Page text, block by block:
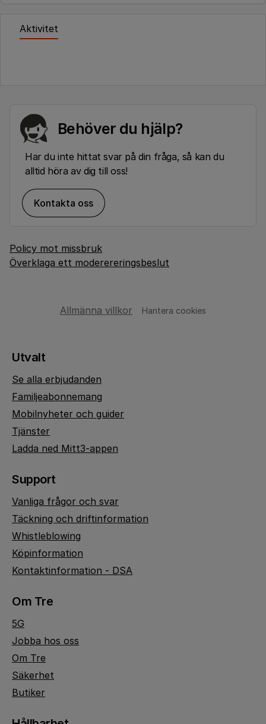
Aktivitet
Behöver du hjälp?
Har du inte hittat svar på din fråga, så kan du
alltid höra av dig till oss!
Kontakta oss
Policy mot missbruk
Överklaga ett moderereringsbeslut
Allmänna villkor Hantera cookies
Utvalt
Se alla erbjudanden
Familjeabonnemang
Mobilnyheter och guider
Tjänster
Ladda ned Mitt3-appen
Support
Vanliga frågor och svar
Täckning och driftinformation
Whistleblowing
Köpinformation
Kontaktinformation - DSA
Om Tre
5G
Jobba hos oss
Om Tre
Säkerhet
Butiker